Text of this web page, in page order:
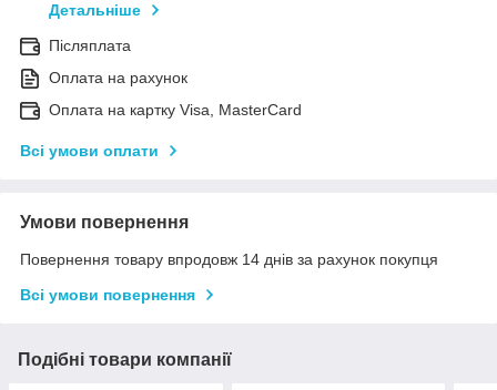
Детальніше
Післяплата
Оплата на рахунок
Оплата на картку Visa, MasterCard
Всі умови оплати
Умови повернення
Повернення товару впродовж 14 днів за рахунок покупця
Всі умови повернення
Подібні товари компанії